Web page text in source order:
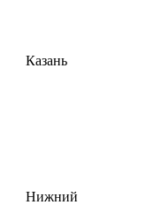
Казань
Нижний